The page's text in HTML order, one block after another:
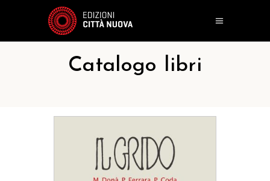
Catalogo libri